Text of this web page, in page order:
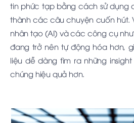
tin phức tạp bằng cách sử dụng
thành các câu chuyện cuốn hút.
nhân tạo (AI) và các công cụ như
đang trở nên tự động hóa hơn,
liệu dễ dàng tìm ra những
chúng hiệu quả hơn.